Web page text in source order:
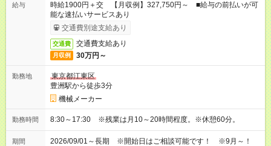
給与
時給1900円＋交 【月収例】327,750円～ ■給与の前払いが可
能な速払いサービスあり
交通費別途支給あり
交通費 交通費支給あり
月収例 30万円～
勤務地
東京都江東区
豊洲駅から徒歩3分
機械メーカー
勤務時間 8:30～17:30 ※残業は月10～20時間程度。※休憩60分。
期間 2026/09/01～長期 ※開始日はご相談可能です！ ※9月～！